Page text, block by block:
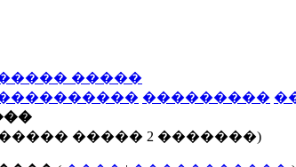
�����
���������
����� 2 �������)